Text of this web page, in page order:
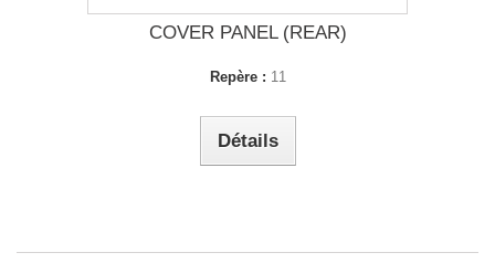
COVER PANEL (REAR)
Repère : 11
Détails